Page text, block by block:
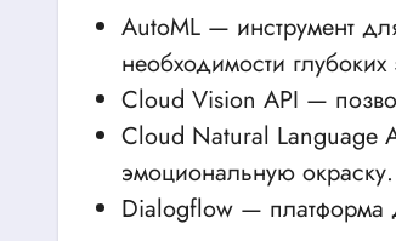
AutoML — инструмент
необходимости
Cloud Vision API —
Cloud Natural Language
эмоциональную окраску.
Dialogflow — платформа